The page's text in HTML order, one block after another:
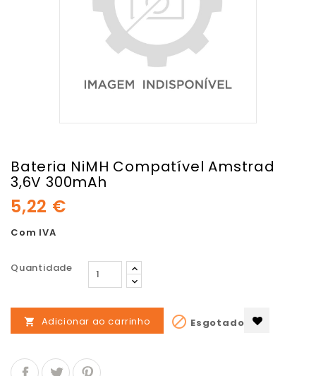
Bateria NiMH Compatível Amstrad
3,6V 300mAh
5,22 €
Com IVA
Quantidade
 Adicionar ao carrinho  Esgotado